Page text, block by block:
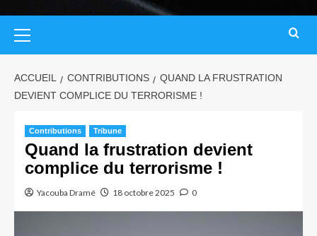
ACCUEIL CONTRIBUTIONS
QUAND LA FRUSTRATION
DEVIENT COMPLICE DU TERRORISME !
Contributions Tribune
Quand la frustration devient
complice du terrorisme !
Yacouba Dramé 18 octobre 2025 0